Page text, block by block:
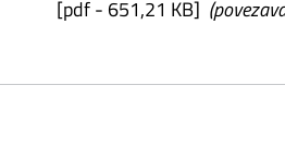
[pdf - 651,21 KB]